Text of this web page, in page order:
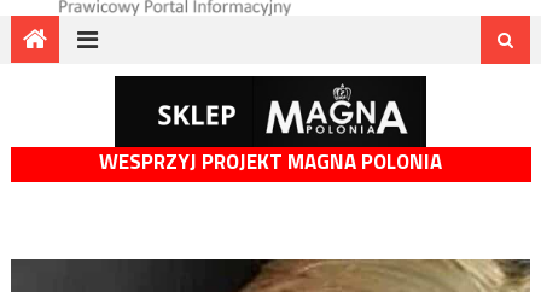
WESPRZYJ PROJEKT MAGNA POLONIA